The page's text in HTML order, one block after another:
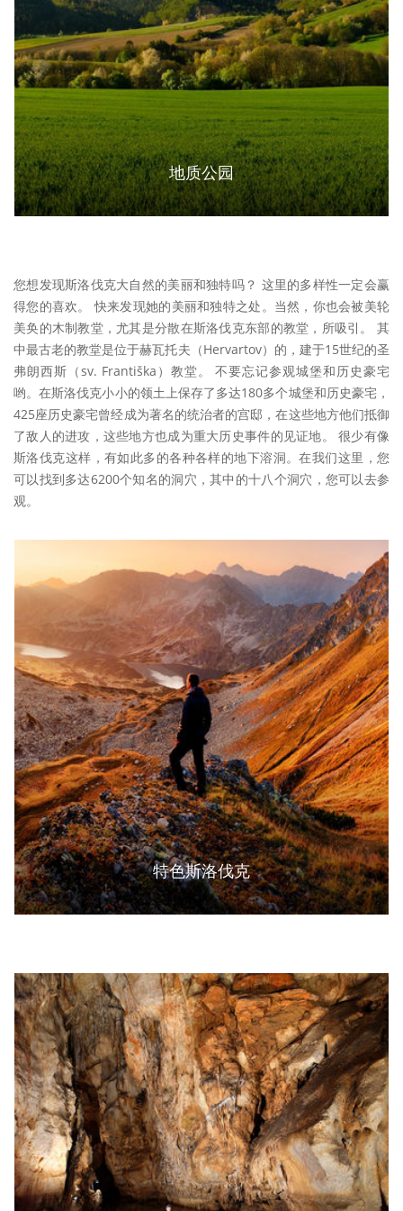
地质公园
您想发现斯洛伐克大自然的美丽和独特吗？ 这里的多样性一定会赢
得您的喜欢。 快来发现她的美丽和独特之处。当然，你也会被美轮
美奂的木制教堂，尤其是分散在斯洛伐克东部的教堂，所吸引。 其
中最古老的教堂是位于赫瓦托夫（Hervartov）的，建于15世纪的圣
弗朗西斯（sv. Františka）教堂。 不要忘记参观城堡和历史豪宅
哟。在斯洛伐克小小的领土上保存了多达180多个城堡和历史豪宅，
425座历史豪宅曾经成为著名的统治者的宫邸，在这些地方他们抵御
了敌人的进攻，这些地方也成为重大历史事件的见证地。 很少有像
斯洛伐克这样，有如此多的各种各样的地下溶洞。在我们这里，您
可以找到多达6200个知名的洞穴，其中的十八个洞穴，您可以去参
观。
特色斯洛伐克